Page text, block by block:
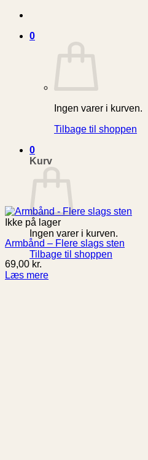
0
Ingen varer i kurven.
Tilbage til shoppen
0
Kurv
Ingen varer i kurven.
Tilbage til shoppen
Ikke på lager
Armbånd – Flere slags sten
69,00 kr.
Læs mere